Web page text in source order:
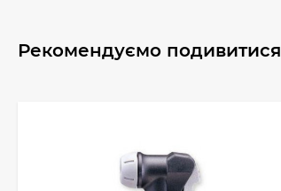
Рекомендуємо подивитися